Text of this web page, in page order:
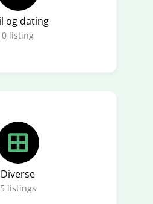
og dating
0 listing
Diverse
5 listings